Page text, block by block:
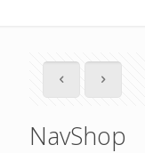
NavShop